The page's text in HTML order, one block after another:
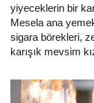
yiyeceklerin bir
Mesela ana
sigara börekleri,
karışık mevsim